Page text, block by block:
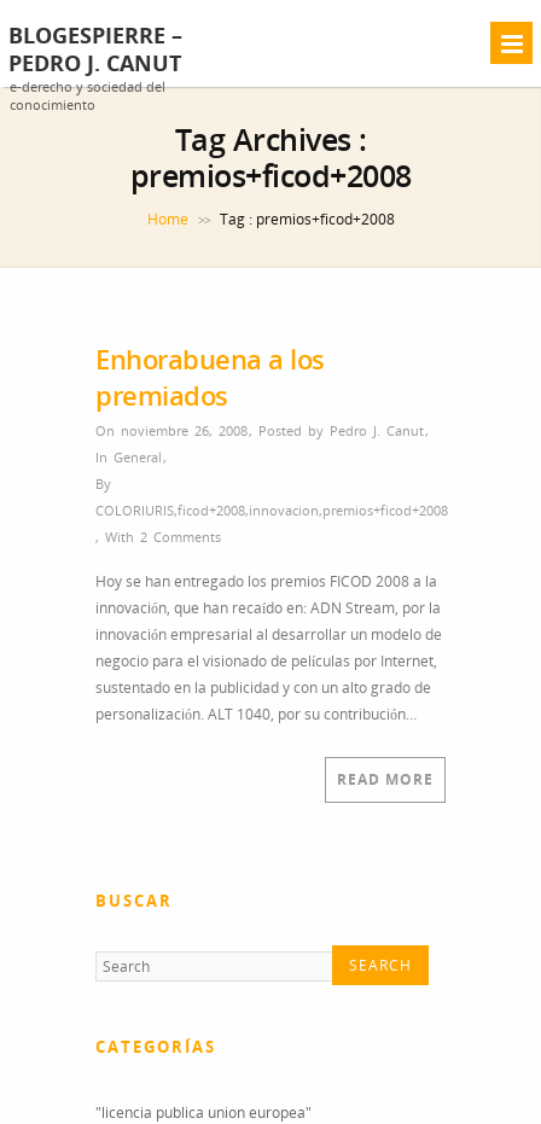
BLOGESPIERRE –
PEDRO J. CANUT
e-derecho y sociedad del
conocimiento
Tag Archives :
premios+ficod+2008
Home >> Tag : premios+ficod+2008
Enhorabuena a los
premiados
On noviembre 26, 2008, Posted by Pedro J. Canut,
In General,
By
COLORIURIS,ficod+2008,innovacion,premios+ficod+2008
, With 2 Comments
Hoy se han entregado los premios FICOD 2008 a la
innovación, que han recaído en: ADN Stream, por la
innovación empresarial al desarrollar un modelo de
negocio para el visionado de películas por Internet,
sustentado en la publicidad y con un alto grado de
personalización. ALT 1040, por su contribución…
READ MORE
BUSCAR
CATEGORÍAS
"licencia publica union europea"